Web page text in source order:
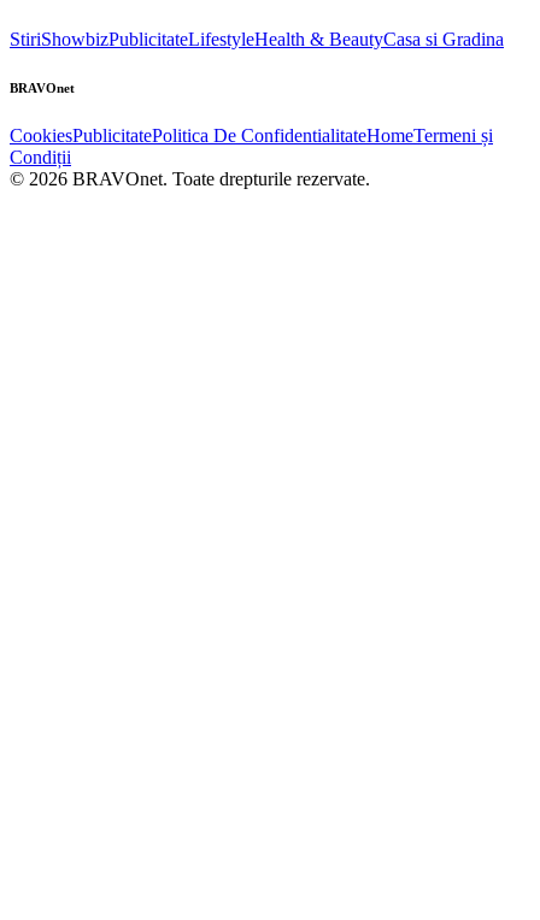
StiriShowbizPublicitateLifestyleHealth & BeautyCasa si Gradina
BRAVOnet
CookiesPublicitatePolitica De ConfidentialitateHomeTermeni și
Condiții
© 2026 BRAVOnet. Toate drepturile rezervate.